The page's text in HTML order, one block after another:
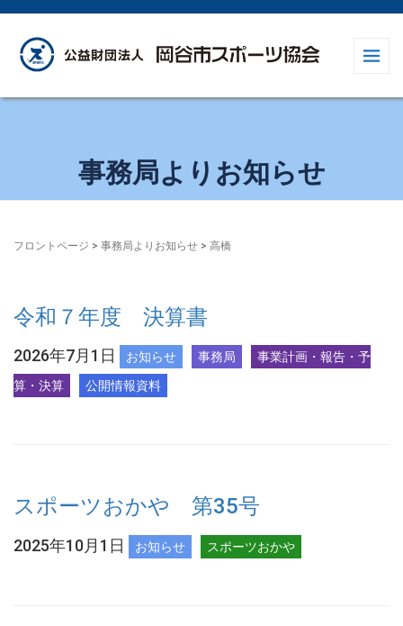
事務局よりお知らせ
フロントページ > 事務局よりお知らせ > 高橋
令和７年度 決算書
2026年7月1日 お知らせ 事務局
事業計画・報告・予
算・決算
公開情報資料
スポーツおかや 第35号
2025年10月1日 お知らせ スポーツおかや